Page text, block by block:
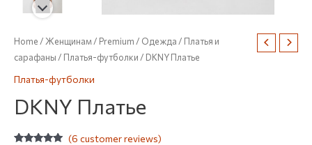
Home/Женщинам/ Premium/ Одежда/ Платья и
сарафаны/ Платья-футболки/ DKNY Платье
Платья-футболки
DKNY Платье
(6 customer reviews)